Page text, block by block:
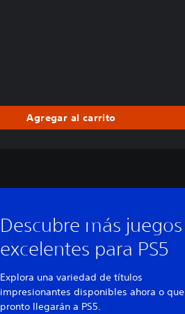
Agregar al carrito
Descubre más juegos
excelentes para PS5
Explora una variedad de títulos
impresionantes disponibles ahora o que
pronto llegarán a PS5.